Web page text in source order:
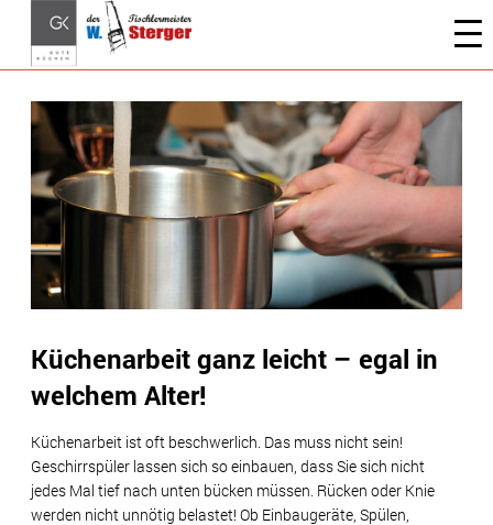
Küchenarbeit ganz leicht – egal in
welchem Alter!
Küchenarbeit ist oft beschwerlich. Das muss nicht sein!
Geschirrspüler lassen sich so einbauen, dass Sie sich nicht
jedes Mal tief nach unten bücken müssen. Rücken oder Knie
werden nicht unnötig belastet! Ob Einbaugeräte, Spülen,